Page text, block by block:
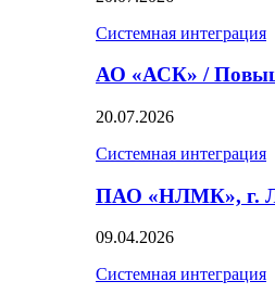
Системная интеграция
АО «АСК» /
20.07.2026
Системная интеграция
ПАО «НЛМК», г.
09.04.2026
Системная интеграция